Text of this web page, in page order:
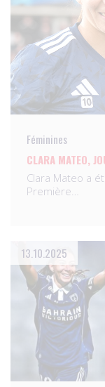
Féminines
CLARA MATEO,
Clara Mateo a
Première…
13.10.2025